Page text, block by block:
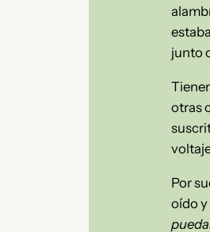
junto
otras
Por
oído y